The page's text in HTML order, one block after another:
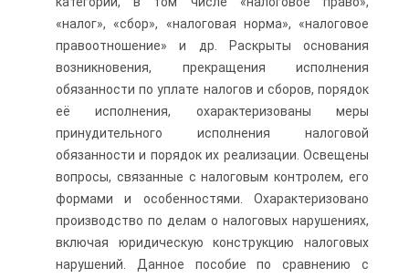
«налог», «сбор», «налоговая норма», «налоговое
правоотношение» и др. Раскрыты основания
возникновения, прекращения исполнения
обязанности по уплате налогов и сборов, порядок
её исполнения, охарактеризованы меры
принудительного исполнения налоговой
обязанности и порядок их реализации. Освещены
вопросы, связанные с налоговым контролем, его
формами и особенностями. Охарактеризовано
производство по делам о налоговых нарушениях,
включая юридическую конструкцию налоговых
нарушений. Данное пособие по сравнению с